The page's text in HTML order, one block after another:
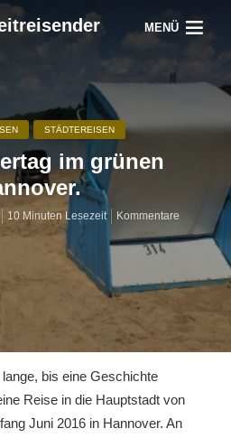
MENÜ
STÄDTEREISEN
im grünen
10 Minuten Lesezeit Kommentare
bis eine Geschichte
Reise in die Hauptstadt von
Juni 2016 in Hannover. An